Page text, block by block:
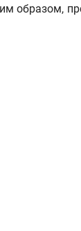
образом,